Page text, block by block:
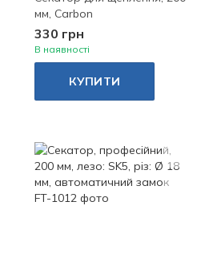
мм, Carbon
330 грн
В наявності
КУПИТИ